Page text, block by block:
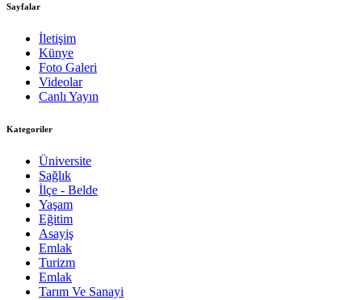
Sayfalar
İletişim
Künye
Foto Galeri
Videolar
Canlı Yayın
Kategoriler
Üniversite
Sağlık
İlçe - Belde
Yaşam
Eğitim
Asayiş
Emlak
Turizm
Emlak
Tarım Ve Sanayi